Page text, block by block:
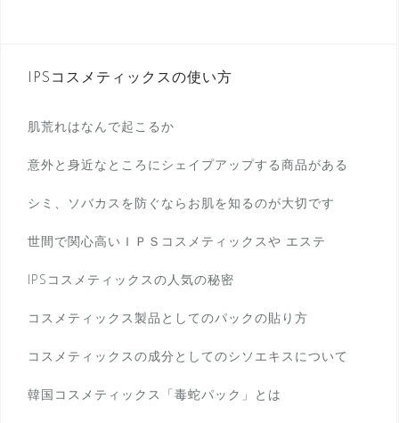
IPSコスメティックスの使い方
肌荒れはなんで起こるか
意外と身近なところにシェイプアップする商品がある
シミ、ソバカスを防ぐならお肌を知るのが大切です
世間で関心高いＩＰＳコスメティックスや エステ
IPSコスメティックスの人気の秘密
コスメティックス製品としてのパックの貼り方
コスメティックスの成分としてのシソエキスについて
韓国コスメティックス「毒蛇パック」とは